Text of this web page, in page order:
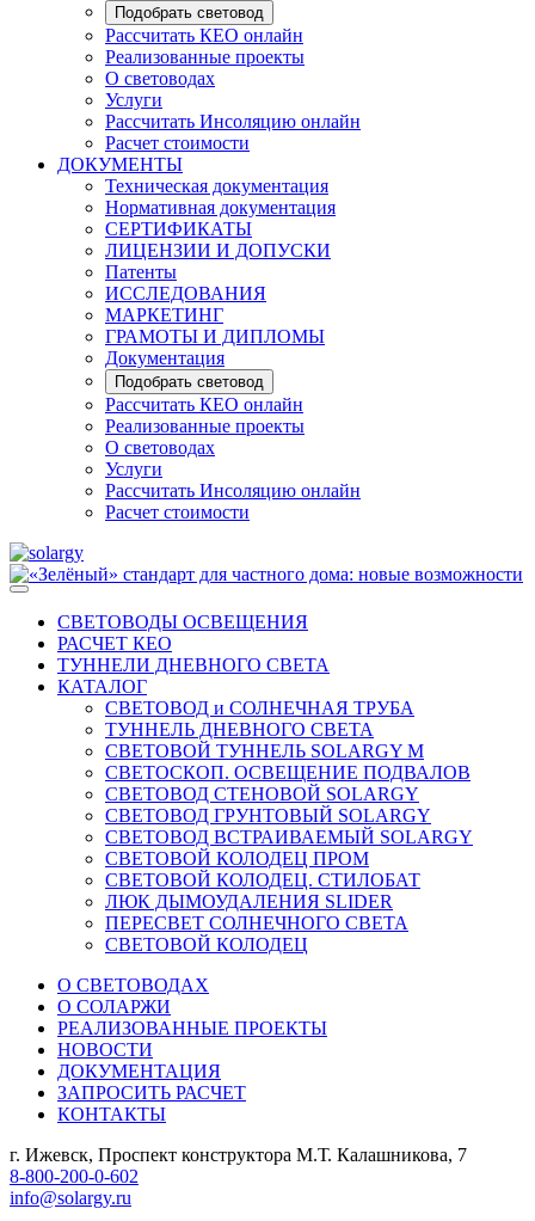
Подобрать световод
Рассчитать КЕО онлайн
Реализованные проекты
О световодах
Услуги
Рассчитать Инсоляцию онлайн
Расчет стоимости
ДОКУМЕНТЫ
Техническая документация
Нормативная документация
СЕРТИФИКАТЫ
ЛИЦЕНЗИИ И ДОПУСКИ
Патенты
ИССЛЕДОВАНИЯ
МАРКЕТИНГ
ГРАМОТЫ И ДИПЛОМЫ
Документация
Подобрать световод
Рассчитать КЕО онлайн
Реализованные проекты
О световодах
Услуги
Рассчитать Инсоляцию онлайн
Расчет стоимости
СВЕТОВОДЫ ОСВЕЩЕНИЯ
РАСЧЕТ КЕО
ТУННЕЛИ ДНЕВНОГО СВЕТА
КАТАЛОГ
СВЕТОВОД и СОЛНЕЧНАЯ ТРУБА
ТУННЕЛЬ ДНЕВНОГО СВЕТА
СВЕТОВОЙ ТУННЕЛЬ SOLARGY М
СВЕТОСКОП. ОСВЕЩЕНИЕ ПОДВАЛОВ
СВЕТОВОД СТЕНОВОЙ SOLARGY
СВЕТОВОД ГРУНТОВЫЙ SOLARGY
СВЕТОВОД ВСТРАИВАЕМЫЙ SOLARGY
СВЕТОВОЙ КОЛОДЕЦ ПРОМ
СВЕТОВОЙ КОЛОДЕЦ. СТИЛОБАТ
ЛЮК ДЫМОУДАЛЕНИЯ SLIDER
ПЕРЕСВЕТ СОЛНЕЧНОГО СВЕТА
СВЕТОВОЙ КОЛОДЕЦ
О СВЕТОВОДАХ
О СОЛАРЖИ
РЕАЛИЗОВАННЫЕ ПРОЕКТЫ
НОВОСТИ
ДОКУМЕНТАЦИЯ
ЗАПРОСИТЬ РАСЧЕТ
КОНТАКТЫ
г. Ижевск, Проспект конструктора М.Т. Калашникова, 7
8-800-200-0-602
info@solargy.ru